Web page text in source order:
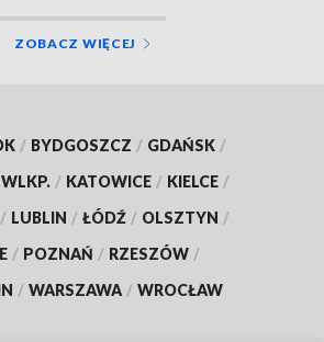
ZOBACZ WIĘCEJ
/ BYDGOSZCZ / GDAŃSK /
/ KATOWICE / KIELCE /
/ LUBLIN / ŁÓDŹ / OLSZTYN /
/ POZNAŃ / RZESZÓW /
/ WARSZAWA / WROCŁAW